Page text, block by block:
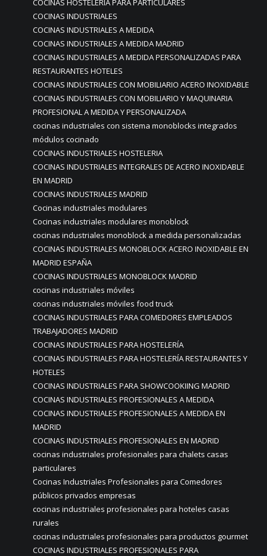
COCINAS HOSTELERIA PARA PARTICULARES
COCINAS INDUSTRIALES
COCINAS INDUSTRIALES A MEDIDA
COCINAS INDUSTRIALES A MEDIDA MADRID
COCINAS INDUSTRIALES A MEDIDA PERSONALIZADAS PARA
RESTAURANTES HOTELES
COCINAS INDUSTRIALES CON MOBILIARIO ACERO INOXIDABLE
COCINAS INDUSTRIALES CON MOBILIARIO Y MAQUINARIA
PROFESIONAL A MEDIDA Y PERSONALIZADA
cocinas industriales con sistema monoblocks integrados
módulos cocinado
COCINAS INDUSTRIALES HOSTELERIA
COCINAS INDUSTRIALES INTEGRALES DE ACERO INOXIDABLE
EN MADRID
COCINAS INDUSTRIALES MADRID
Cocinas industriales modulares
Cocinas industriales modulares monoblock
cocinas industriales monoblock a medida personalizadas
COCINAS INDUSTRIALES MONOBLOCK ACERO INOXIDABLE EN
MADRID ESPAÑA
COCINAS INDUSTRIALES MONOBLOCK MADRID
cocinas industriales móviles
cocinas industriales móviles food truck
COCINAS INDUSTRIALES PARA COMEDORES EMPLEADOS
TRABAJADORES MADRID
COCINAS INDUSTRIALES PARA HOSTELERÍA
COCINAS INDUSTRIALES PARA HOSTELERÍA RESTAURANTES Y
HOTELES
COCINAS INDUSTRIALES PARA SHOWCOOKIING MADRID
COCINAS INDUSTRIALES PROFESIONALES A MEDIDA
COCINAS INDUSTRIALES PROFESIONALES A MEDIDA EN
MADRID
COCINAS INDUSTRIALES PROFESIONALES EN MADRID
cocinas industriales profesionales para chalets casas
particulares
Cocinas Industriales Profesionales para Comedores
públicos privados empresas
cocinas industriales profesionales para hoteles casas
rurales
cocinas industriales profesionales para productos gourmet
COCINAS INDUSTRIALES PROFESIONALES PARA